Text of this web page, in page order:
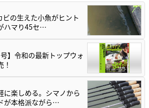
ビの生えた小魚がヒント
ハマり45セ…
】令和の最新トップウォ
に楽しめる。シマノから
が本格派ながら…